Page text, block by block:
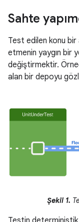
Sahte
Test edilen konu bir
etmenin yaygın bir
değiştirmektir.
alan bir depoyu
Şekil 1.